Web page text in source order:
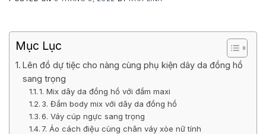
Mục Lục
Lên đồ dự tiệc cho nàng cùng phụ kiện dây da đồng hồ
sang trọng
1. Mix dây da đồng hồ với đầm maxi
3. Đầm body mix với dây da đồng hồ
6. Váy cúp ngực sang trọng
7. Áo cách điệu cùng chân váy xòe nữ tính